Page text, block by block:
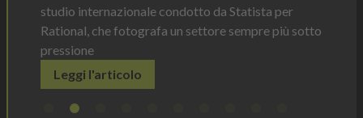
studio internazionale condotto da Statista per
Rational, che fotografa un settore sempre più sotto
pressione
Leggi l'articolo